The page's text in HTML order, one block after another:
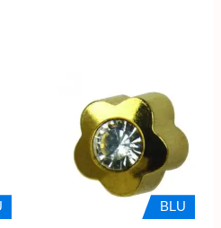
zł
BLU
od
72,00 zł
do
144,00 zł
produkt
wiele
wariantów.